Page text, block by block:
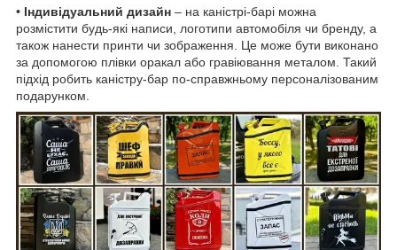
• Індивідуальний дизайн – на каністрі-барі можна
розмістити будь-які написи, логотипи автомобіля чи бренду, а
також нанести принти чи зображення. Це може бути виконано
за допомогою плівки оракал або гравіювання металом. Такий
підхід робить каністру-бар по-справжньому персоналізованим
подарунком.